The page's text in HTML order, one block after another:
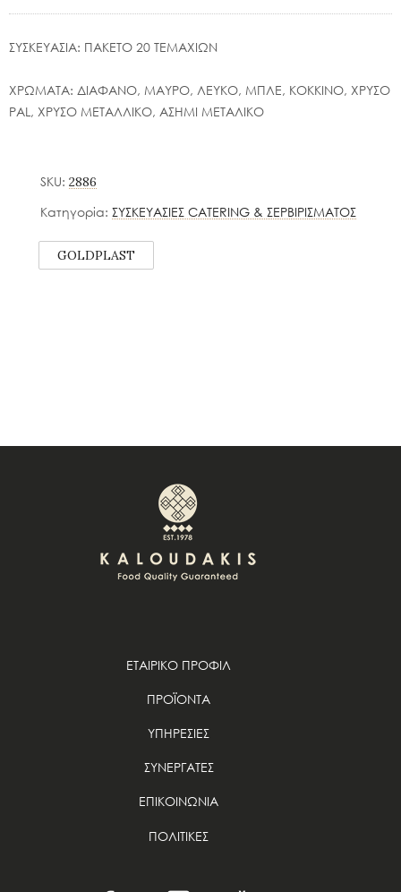
ΣΥΣΚΕΥΑΣΙΑ: ΠΑΚΕΤΟ 20 ΤΕΜΑΧΙΩΝ
ΧΡΩΜΑΤΑ: ΔΙΑΦΑΝΟ, ΜΑΥΡΟ, ΛΕΥΚΟ, ΜΠΛΕ, ΚΟΚΚΙΝΟ, ΧΡΥΣΟ
PAL, ΧΡΥΣΟ ΜΕΤΑΛΛΙΚΟ, ΑΣΗΜΙ ΜΕΤΑΛΙΚΟ
SKU: 2886
Κατηγορία: ΣΥΣΚΕΥΑΣΙΕΣ CATERING & ΣΕΡΒΙΡΙΣΜΑΤΟΣ
GOLDPLAST
ΕΤΑΙΡΙΚΟ ΠΡΟΦΙΛ
ΠΡΟΪΟΝΤΑ
ΥΠΗΡΕΣΙΕΣ
ΣΥΝΕΡΓΑΤΕΣ
ΕΠΙΚΟΙΝΩΝΙΑ
ΠΟΛΙΤΙΚΕΣ